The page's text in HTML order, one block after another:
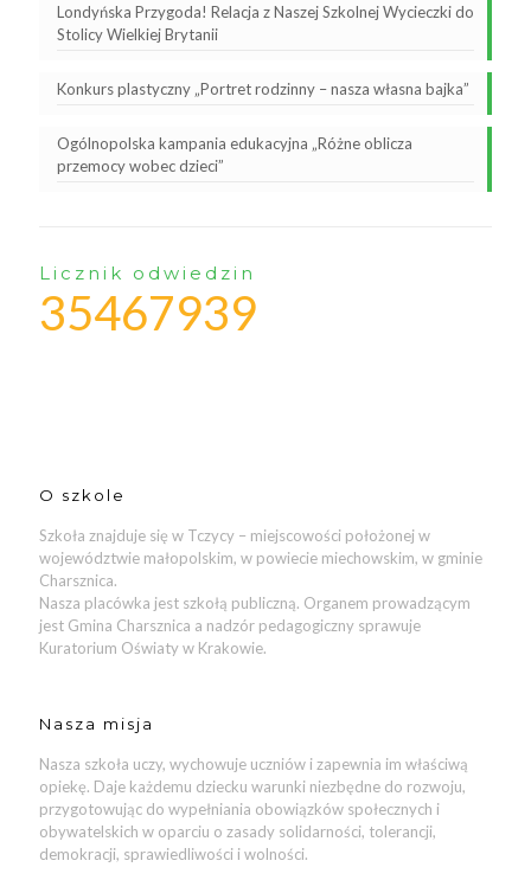
Londyńska Przygoda! Relacja z Naszej Szkolnej Wycieczki do
Stolicy Wielkiej Brytanii
Konkurs plastyczny „Portret rodzinny – nasza własna bajka”
Ogólnopolska kampania edukacyjna „Różne oblicza
przemocy wobec dzieci”
Licznik odwiedzin
35467939
O szkole
Szkoła znajduje się w Tczycy – miejscowości położonej w
województwie małopolskim, w powiecie miechowskim, w gminie
Charsznica.
Nasza placówka jest szkołą publiczną. Organem prowadzącym
jest Gmina Charsznica a nadzór pedagogiczny sprawuje
Kuratorium Oświaty w Krakowie.
Nasza misja
Nasza szkoła uczy, wychowuje uczniów i zapewnia im właściwą
opiekę. Daje każdemu dziecku warunki niezbędne do rozwoju,
przygotowując do wypełniania obowiązków społecznych i
obywatelskich w oparciu o zasady solidarności, tolerancji,
demokracji, sprawiedliwości i wolności.